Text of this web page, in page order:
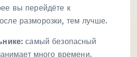
вы перейдёте к
разморозки, тем лучше.
самый безопасный
много времени.